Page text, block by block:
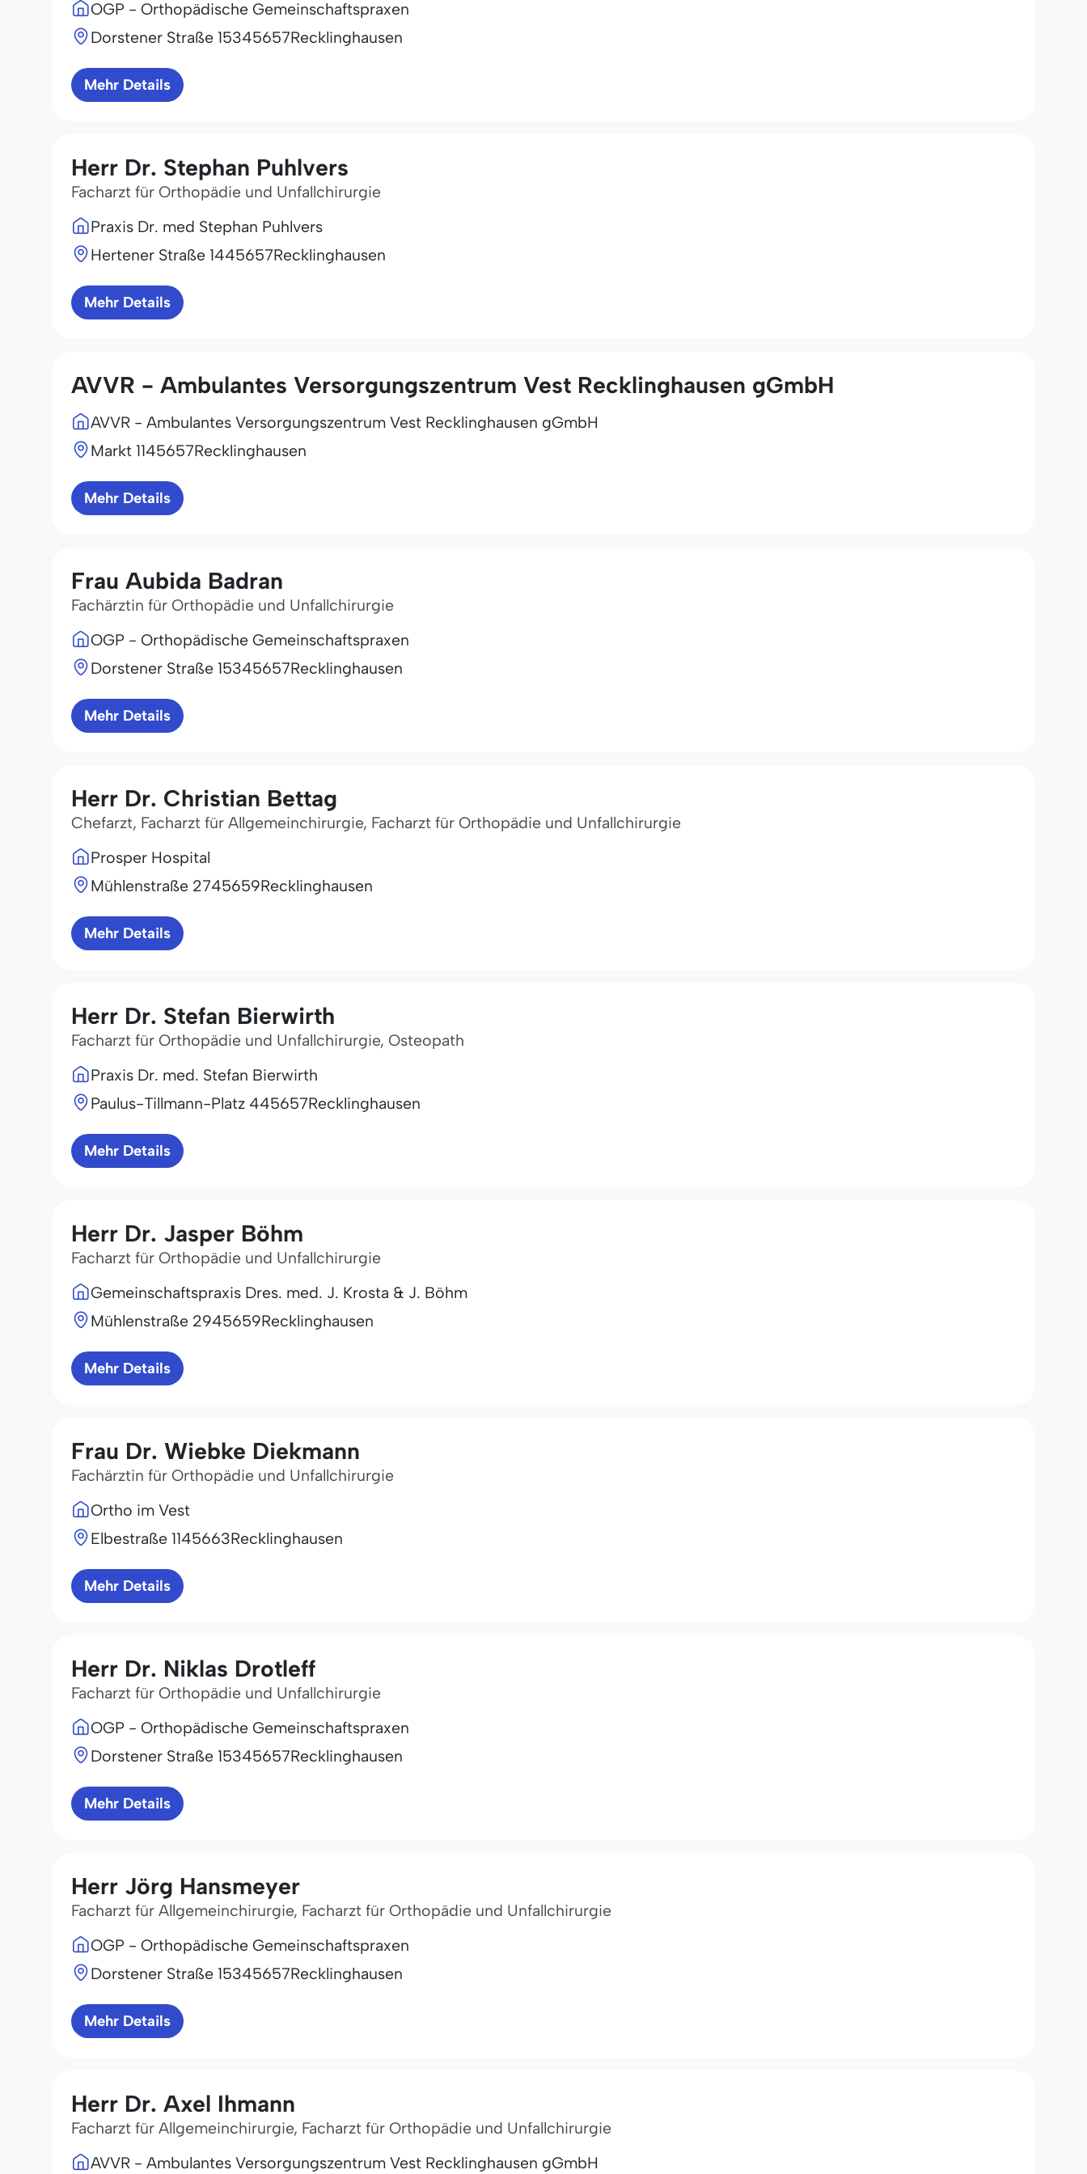
OGP - Orthopädische Gemeinschaftspraxen
Dorstener Straße 15345657Recklinghausen
Mehr Details
Herr Dr. Stephan Puhlvers
Facharzt für Orthopädie und Unfallchirurgie
Praxis Dr. med Stephan Puhlvers
Hertener Straße 1445657Recklinghausen
Mehr Details
AVVR - Ambulantes Versorgungszentrum Vest Recklinghausen gGmbH
AVVR - Ambulantes Versorgungszentrum Vest Recklinghausen gGmbH
Markt 1145657Recklinghausen
Mehr Details
Frau Aubida Badran
Fachärztin für Orthopädie und Unfallchirurgie
OGP - Orthopädische Gemeinschaftspraxen
Dorstener Straße 15345657Recklinghausen
Mehr Details
Herr Dr. Christian Bettag
Chefarzt, Facharzt für Allgemeinchirurgie, Facharzt für Orthopädie und Unfallchirurgie
Prosper Hospital
Mühlenstraße 2745659Recklinghausen
Mehr Details
Herr Dr. Stefan Bierwirth
Facharzt für Orthopädie und Unfallchirurgie, Osteopath
Praxis Dr. med. Stefan Bierwirth
Paulus-Tillmann-Platz 445657Recklinghausen
Mehr Details
Herr Dr. Jasper Böhm
Facharzt für Orthopädie und Unfallchirurgie
Gemeinschaftspraxis Dres. med. J. Krosta & J. Böhm
Mühlenstraße 2945659Recklinghausen
Mehr Details
Frau Dr. Wiebke Diekmann
Fachärztin für Orthopädie und Unfallchirurgie
Ortho im Vest
Elbestraße 1145663Recklinghausen
Mehr Details
Herr Dr. Niklas Drotleff
Facharzt für Orthopädie und Unfallchirurgie
OGP - Orthopädische Gemeinschaftspraxen
Dorstener Straße 15345657Recklinghausen
Mehr Details
Herr Jörg Hansmeyer
Facharzt für Allgemeinchirurgie, Facharzt für Orthopädie und Unfallchirurgie
OGP - Orthopädische Gemeinschaftspraxen
Dorstener Straße 15345657Recklinghausen
Mehr Details
Herr Dr. Axel Ihmann
Facharzt für Allgemeinchirurgie, Facharzt für Orthopädie und Unfallchirurgie
AVVR - Ambulantes Versorgungszentrum Vest Recklinghausen gGmbH